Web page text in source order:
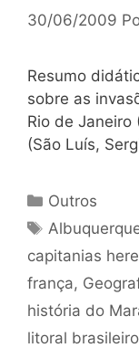
30/06/2009
Resumo
sobre as
Rio de
(São Luís,
Categorias
Outros
Tags
capitanias
frança,
história do
litoral brasileiro